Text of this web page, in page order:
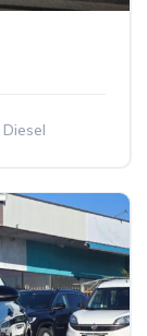
Diesel